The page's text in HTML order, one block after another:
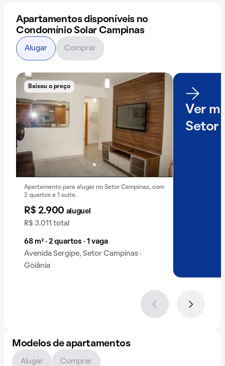
Apartamentos disponíveis no
Condomínio Solar Campinas
Baixou o preço
Apartamento para alugar no Setor Campinas, com
2 quartos e 1 suíte.
R$ 2.900 aluguel
R$ 3.011 total
68 m² · 2 quartos · 1 vaga
Avenida Sergipe, Setor Campinas ·
Goiânia
Ver
Setor
Alugar Comprar
Modelos de apartamentos
Alugar Comprar